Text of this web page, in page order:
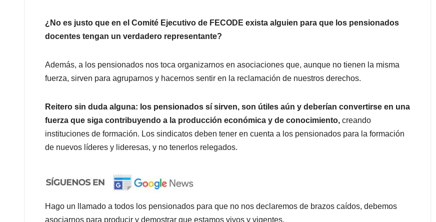
¿No es justo que en el Comité Ejecutivo de FECODE exista alguien para que los pensionados
docentes tengan un verdadero representante?
Además, a los pensionados nos toca organizarnos en asociaciones que, aunque no tienen la misma
fuerza, sirven para agruparnos y hacernos sentir en la reclamación de nuestros derechos.
Reitero sin duda alguna: los pensionados sí sirven, son útiles aún y deberían convertirse en una
fuerza que siga contribuyendo a la producción económica y de conocimiento, creando
instituciones de formación. Los sindicatos deben tener en cuenta a los pensionados para la formación
de nuevos líderes y lideresas, y no tenerlos relegados.
Hago un llamado a todos los pensionados para que no nos declaremos de brazos caídos, debemos
asociarnos para producir y demostrar que estamos vivos y vigentes.